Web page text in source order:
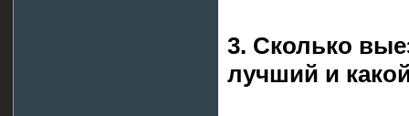
3. Сколько
лучший и